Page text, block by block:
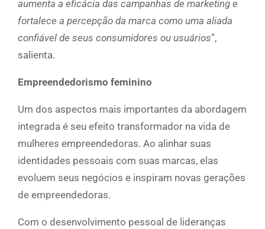
aumenta a eficácia das campanhas de marketing e
fortalece a percepção da marca como uma aliada
confiável de seus consumidores ou usuários”,
salienta.
Empreendedorismo feminino
Um dos aspectos mais importantes da abordagem
integrada é seu efeito transformador na vida de
mulheres empreendedoras. Ao alinhar suas
identidades pessoais com suas marcas, elas
evoluem seus negócios e inspiram novas gerações
de empreendedoras.
Com o desenvolvimento pessoal de lideranças